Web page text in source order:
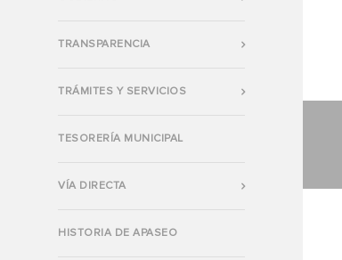
TRANSPARENCIA
TRÁMITES Y SERVICIOS
TESORERÍA MUNICIPAL
VÍA DIRECTA
HISTORIA DE APASEO